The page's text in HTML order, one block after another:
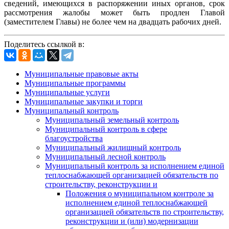
сведений, имеющихся в распоряжении иных органов, срок
рассмотрения жалобы может быть продлен Главой
(заместителем Главы) не более чем на двадцать рабочих дней.
Поделитесь ссылкой в:
Муниципальные правовые акты
Муниципальные программы
Муниципальные услуги
Муниципальные закупки и торги
Муниципальный контроль
Муниципальный земельный контроль
Муниципальный контроль в сфере
благоустройства
Муниципальный жилищный контроль
Муниципальный лесной контроль
Муниципальный контроль за исполнением единой
теплоснабжающей организацией обязательств по
строительству, реконструкции и
Положения о муниципальном контроле за
исполнением единой теплоснабжающей
организацией обязательств по строительству,
реконструкции и (или) модернизации